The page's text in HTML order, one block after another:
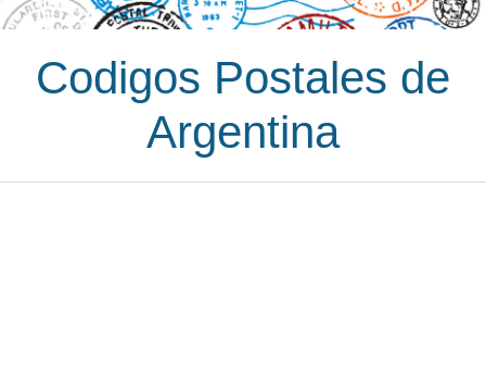
Codigos Postales de
Argentina